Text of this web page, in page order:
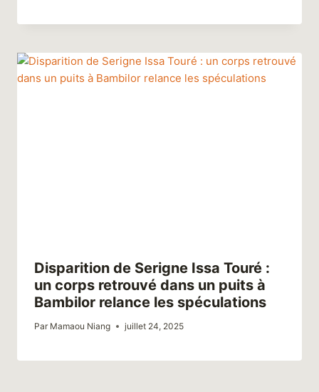
Disparition de Serigne Issa Touré :
un corps retrouvé dans un puits à
Bambilor relance les spéculations
Par Mamaou Niang juillet 24, 2025